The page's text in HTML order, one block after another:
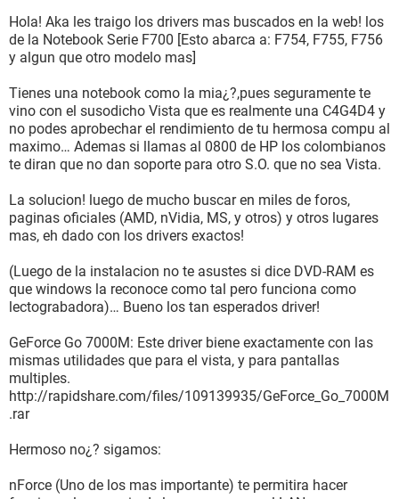
Hola! Aka les traigo los drivers mas buscados en la web! los
de la Notebook Serie F700 [Esto abarca a: F754, F755, F756
y algun que otro modelo mas]
Tienes una notebook como la mia¿?,pues seguramente te
vino con el susodicho Vista que es realmente una C4G4D4 y
no podes aprobechar el rendimiento de tu hermosa compu al
maximo… Ademas si llamas al 0800 de HP los colombianos
te diran que no dan soporte para otro S.O. que no sea Vista.
La solucion! luego de mucho buscar en miles de foros,
paginas oficiales (AMD, nVidia, MS, y otros) y otros lugares
mas, eh dado con los drivers exactos!
(Luego de la instalacion no te asustes si dice DVD-RAM es
que windows la reconoce como tal pero funciona como
lectograbadora)… Bueno los tan esperados driver!
GeForce Go 7000M: Este driver biene exactamente con las
mismas utilidades que para el vista, y para pantallas
multiples.
http://rapidshare.com/files/109139935/GeForce_Go_7000M
.rar
Hermoso no¿? sigamos:
nForce (Uno de los mas importante) te permitira hacer